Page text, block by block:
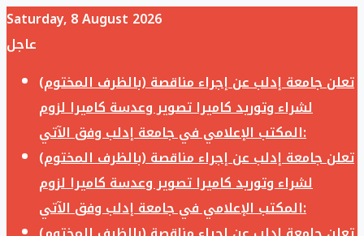
Saturday, 8 August 2026
عاجل
تعلن جامعة إدلب عن إجراء مناقصة (بالظرف المختوم)
لشراء وتوريد كاميرا تصوير وعدسة كاميرا لزوم
المكتب الإعلامي في جامعة إدلب وفق الآتي:
تعلن جامعة إدلب عن إجراء مناقصة (بالظرف المختوم)
لشراء وتوريد كاميرا تصوير وعدسة كاميرا لزوم
المكتب الإعلامي في جامعة إدلب وفق الآتي: